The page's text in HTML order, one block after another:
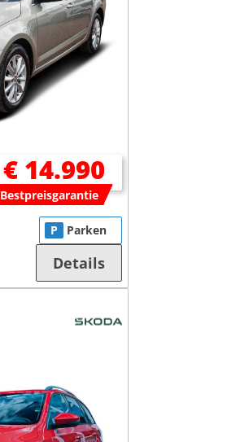
€ 14.990
Bestpreisgarantie
P Parken
Details